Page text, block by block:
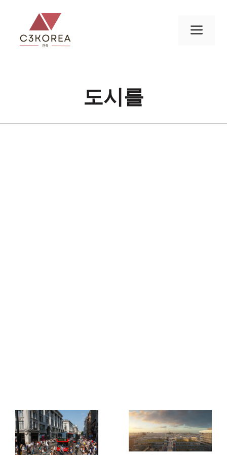
메
도시를